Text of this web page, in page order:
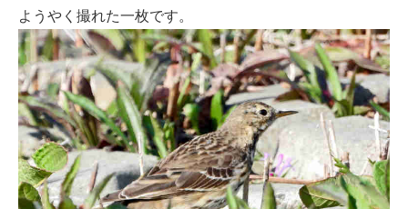
ようやく撮れた一枚です。